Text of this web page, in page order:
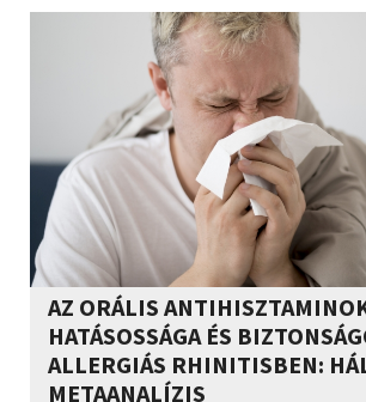
AZ ORÁLIS
HATÁSOSSÁGA ÉS
ALLERGIÁS RHINITISBEN:
METAANALÍZIS